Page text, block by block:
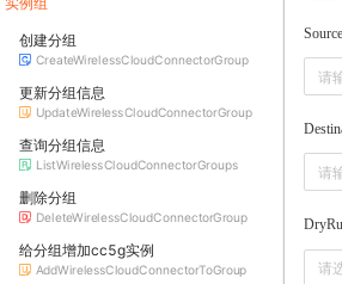
创建分组
CreateWirelessCloudConnectorGroup
更新分组信息
UpdateWirelessCloudConnectorGroup
查询分组信息
ListWirelessCloudConnectorGroups
删除分组
DeleteWirelessCloudConnectorGroup
给分组增加cc5g实例
AddWirelessCloudConnectorToGroup 请